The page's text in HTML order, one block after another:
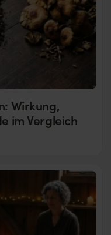
Wirkung,
im Vergleich